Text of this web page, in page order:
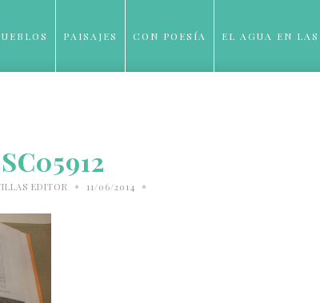
PAISAJES CON POESÍA EL AGUA EN
EDITOR • 11/06/2014 •